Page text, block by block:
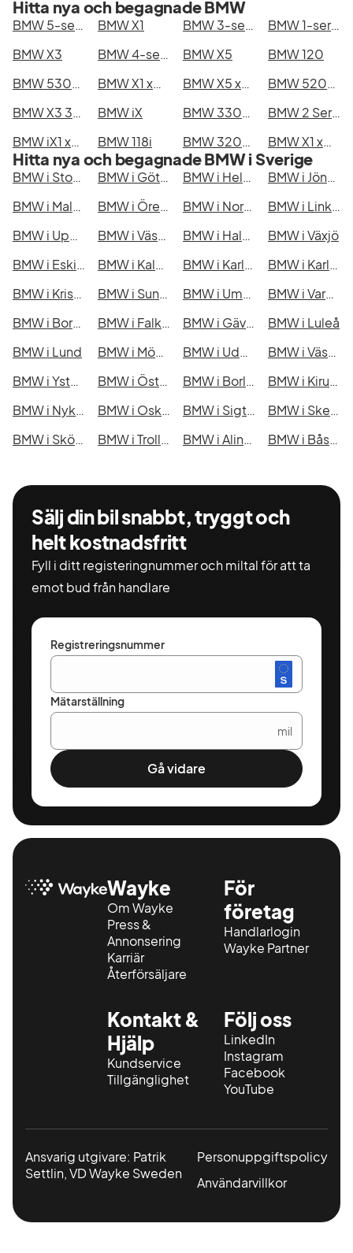
Hitta nya och begagnade BMW
BMW 5-serie BMW X1 BMW 3-serie
BMW 1-serie
BMW X3
BMW 4-serie BMW X5
BMW 120
BMW 530e xDrive Touring
BMW X1 xDrive25e BMW X5 xDrive50e
BMW 520d xDrive Touring
BMW X3 30e xDrive
BMW iX BMW 330e xDrive Touring
BMW 2 Series Active/Gran Tourer/Gran Coupé
BMW iX1 xDrive30
BMW 118i BMW 320d xDrive Touring BMW X1 xDrive20d
Hitta nya och begagnade BMW i Sverige
BMW i Stockholm BMW i Göteborg BMW i Helsingborg
BMW i Jönköping
BMW i Malmö
BMW i Örebro BMW i Norrköping
BMW i Linköping
BMW i Uppsala
BMW i Västerås BMW i Halmstad
BMW i Växjö
BMW i Eskilstuna
BMW i Kalmar BMW i Karlskrona
BMW i Karlstad
BMW i Kristianstad
BMW i Sundsvall BMW i Umeå
BMW i Varberg
BMW i Borås
BMW i Falkenberg BMW i Gävle
BMW i Luleå
BMW i Lund
BMW i Mönsterås BMW i Uddevalla
BMW i Västervik
BMW i Ystad
BMW i Östersund BMW i Borlänge
BMW i Kiruna
BMW i Nyköping
BMW i Oskarshamn BMW i Sigtuna
BMW i Skellefteå
BMW i Skövde
BMW i Trollhättan BMW i Alingsås BMW i Båstad
Sälj din bil snabbt, tryggt och
helt kostnadsfritt
Fyll i ditt registeringnummer och miltal för att ta
emot bud från handlare
Registreringsnummer
Mätarställning
mil
Gå vidare
Wayke
Om Wayke
Press &
Annonsering
Karriär
Återförsäljare
För
företag
Handlarlogin
Wayke Partner
Kontakt &
Hjälp
Kundservice
Tillgänglighet
Följ oss
LinkedIn
Instagram
Facebook
YouTube
Ansvarig utgivare: Patrik
Settlin, VD Wayke Sweden
Personuppgiftspolicy
Användarvillkor